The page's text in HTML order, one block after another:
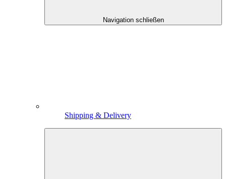
Navigation schließen
Shipping & Delivery